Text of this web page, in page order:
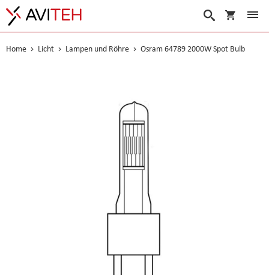
Suche
Home Licht Lampen und Röhre Osram 64789 2000W Spot Bulb